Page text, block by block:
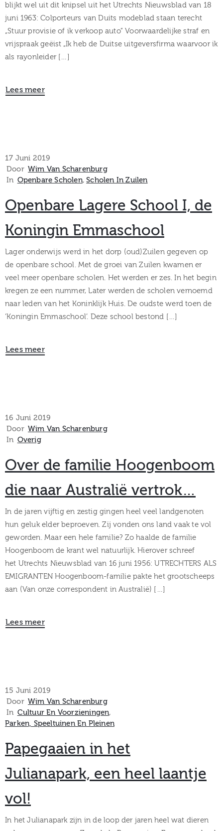
blijkt wel uit dit knipsel uit het Utrechts Nieuwsblad van 18
juni 1963: Colporteurs van Duits modeblad staan terecht
„Stuur provisie of ik verkoop auto” Voorwaardelijke straf en
vrijspraak geëist „Ik heb de Duitse uitgeversfirma waarvoor ik
als rayonleider […]
Lees meer
17 Juni 2019
Door Wim Van Scharenburg
In Openbare Scholen‚Scholen In Zuilen
Openbare Lagere School I, de
Koningin Emmaschool
Lager onderwijs werd in het dorp (oud)Zuilen gegeven op
de openbare school. Met de groei van Zuilen kwamen er
veel meer openbare scholen. Het werden er zes. In het begin
kregen ze een nummer, Later werden de scholen vernoemd
naar leden van het Koninklijk Huis. De oudste werd toen de
‘Koningin Emmaschool’. Deze school bestond […]
Lees meer
16 Juni 2019
Door Wim Van Scharenburg
In Overig
Over de familie Hoogenboom
die naar Australië vertrok…
In de jaren vijftig en zestig gingen heel veel landgenoten
hun geluk elder beproeven. Zij vonden ons land vaak te vol
geworden. Maar een hele familie? Zo haalde de familie
Hoogenboom de krant wel natuurlijk. Hierover schreef
het Utrechts Nieuwsblad van 16 juni 1956: UTRECHTERS ALS
EMIGRANTEN Hoogenboom-familie pakte het grootscheeps
aan (Van onze correspondent in Australië) […]
Lees meer
15 Juni 2019
Door Wim Van Scharenburg
In Cultuur En Voorzieningen‚
Parken, Speeltuinen En Pleinen
Papegaaien in het
Julianapark, een heel laantje
vol!
In het Julianapark zijn in de loop der jaren heel wat dieren